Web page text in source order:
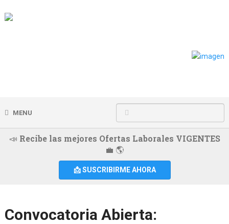
MENU
📣 Recibe las mejores Ofertas Laborales VIGENTES
💼 🌎
📩 SUSCRIBIRME AHORA
Convocatoria Abierta: